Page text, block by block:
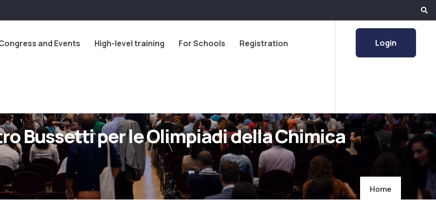
and Events High-level training For Schools Registration Login
Bussetti per le Olimpiadi della Chimica
Home